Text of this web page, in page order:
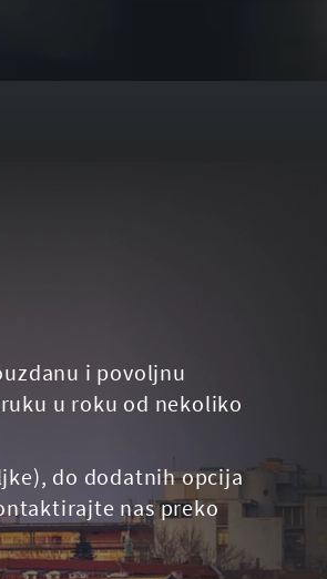
i povoljnu
u roku od nekoliko
do dodatnih opcija
nas preko